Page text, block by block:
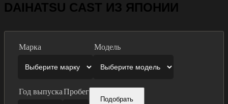
DAIHATSU CAST ИЗ ЯПОНИИ
Марка Модель
Год выпускаПробег
Подобрать